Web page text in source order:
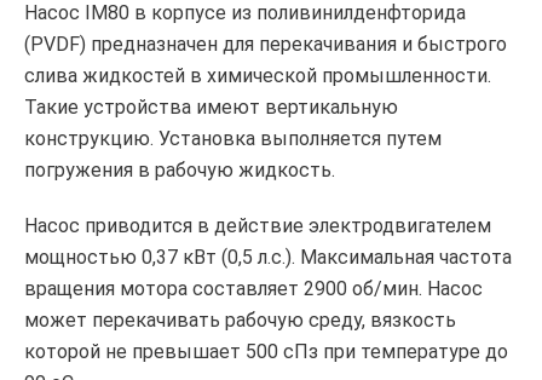
Насос IM80 в корпусе из поливинилденфторида
(PVDF) предназначен для перекачивания и быстрого
слива жидкостей в химической промышленности.
Такие устройства имеют вертикальную
конструкцию. Установка выполняется путем
погружения в рабочую жидкость.
Насос приводится в действие электродвигателем
мощностью 0,37 кВт (0,5 л.с.). Максимальная частота
вращения мотора составляет 2900 об/мин. Насос
может перекачивать рабочую среду, вязкость
которой не превышает 500 сПз при температуре до